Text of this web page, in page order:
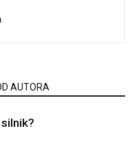
AUTORA